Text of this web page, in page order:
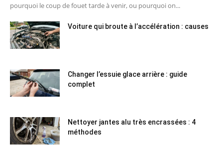
pourquoi le coup de fouet tarde à venir, ou pourquoi on...
Voiture qui broute à l’accélération : causes
Changer l’essuie glace arrière : guide
complet
Nettoyer jantes alu très encrassées : 4
méthodes